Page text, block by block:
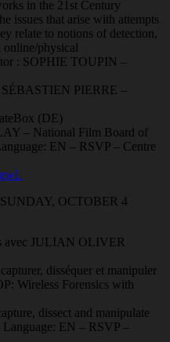
in the 21st Century
issues that arise with attempts
relate to notions of detection,
online/physical
: SOPHIE TOUPIN –
PIERRE –
(DE)
– National Film Board of
EN – RSVP – Centre
OCTOBER 4
avec JULIAN OLIVER
disséquer et manipuler
Wireless Forensics with
dissect and manipulate
Language: EN – RSVP –